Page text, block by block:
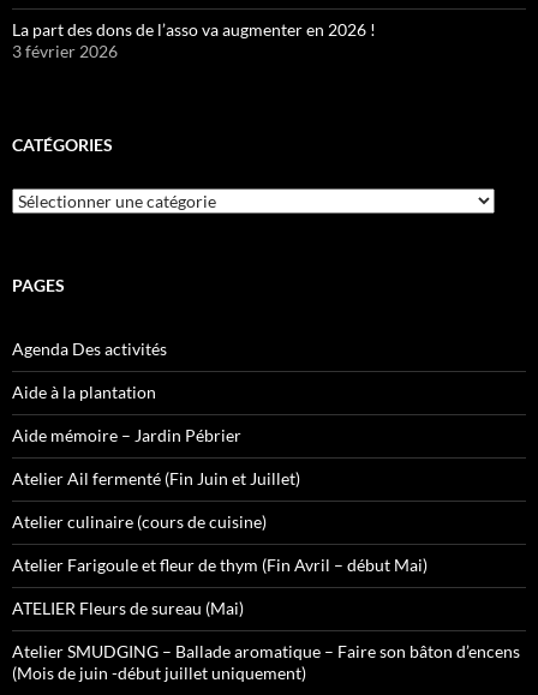
La part des dons de l’asso va augmenter en 2026 !
3 février 2026
CATÉGORIES
Catégories
PAGES
Agenda Des activités
Aide à la plantation
Aide mémoire – Jardin Pébrier
Atelier Ail fermenté (Fin Juin et Juillet)
Atelier culinaire (cours de cuisine)
Atelier Farigoule et fleur de thym (Fin Avril – début Mai)
ATELIER Fleurs de sureau (Mai)
Atelier SMUDGING – Ballade aromatique – Faire son bâton d’encens
(Mois de juin -début juillet uniquement)